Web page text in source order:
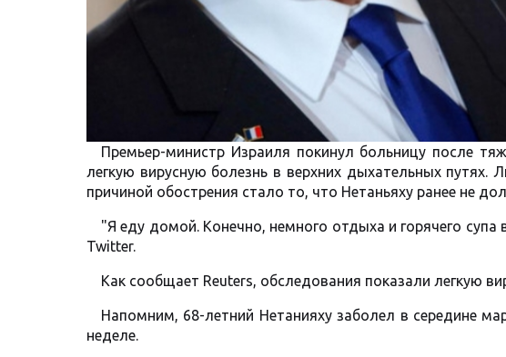
Премьер-министр Израиля покинул больницу после
легкую вирусную болезнь в верхних дыхательных путях.
причиной обострения стало то, что Нетаньяху ранее не
"Я еду домой. Конечно, немного отдыха и горячего
Twitter.
Как сообщает Reuters, обследования показали легкую
Напомним, 68-летний Нетанияху заболел в середине
неделе.